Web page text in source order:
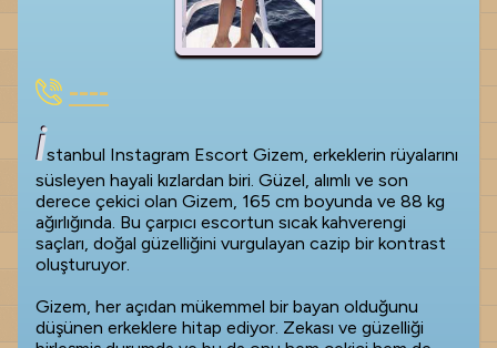
----
İstanbul Instagram Escort Gizem, erkeklerin rüyalarını
süsleyen hayali kızlardan biri. Güzel, alımlı ve son
derece çekici olan Gizem, 165 cm boyunda ve 88 kg
ağırlığında. Bu çarpıcı escortun sıcak kahverengi
saçları, doğal güzelliğini vurgulayan cazip bir kontrast
oluşturuyor.
Gizem, her açıdan mükemmel bir bayan olduğunu
düşünen erkeklere hitap ediyor. Zekası ve güzelliği